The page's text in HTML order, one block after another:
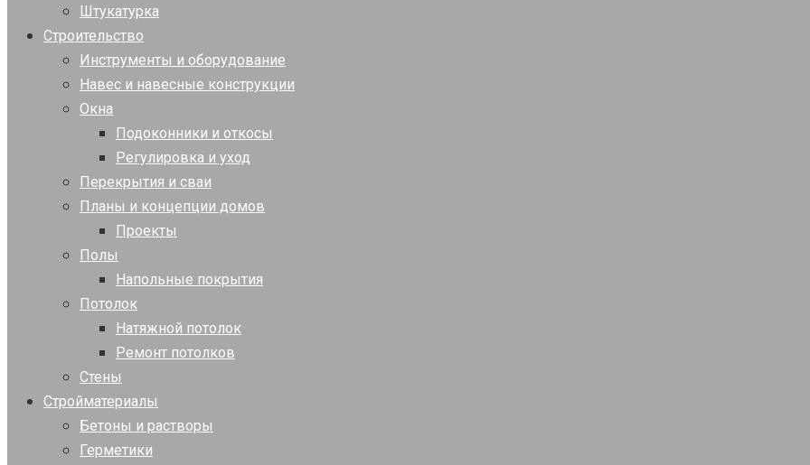
Штукатурка
Строительство
Инструменты и оборудование
Навес и навесные конструкции
Окна
Подоконники и откосы
Регулировка и уход
Перекрытия и сваи
Планы и концепции домов
Проекты
Полы
Напольные покрытия
Потолок
Натяжной потолок
Ремонт потолков
Стены
Стройматериалы
Бетоны и растворы
Герметики